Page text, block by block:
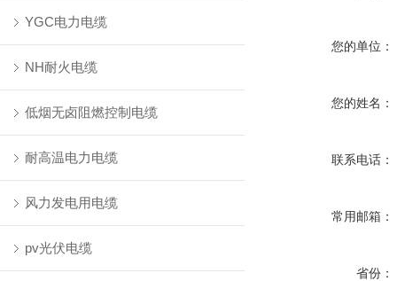
YGC电力电缆
NH耐火电缆
低烟无卤阻燃控制电缆
耐高温电力电缆
风力发电用电缆
pv光伏电缆
您的单位：
您的姓名：
联系电话：
常用邮箱：
省份：